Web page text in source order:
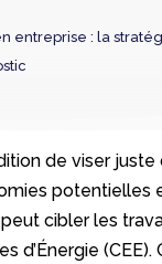
entreprise : la
de viser juste
potentielles
cibler les
d’Énergie